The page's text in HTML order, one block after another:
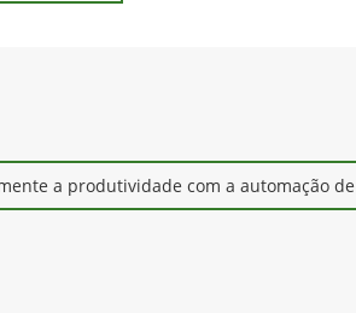
a produtividade com a automação